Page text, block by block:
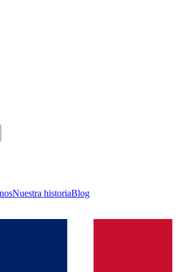
Nuestra historiaBlog